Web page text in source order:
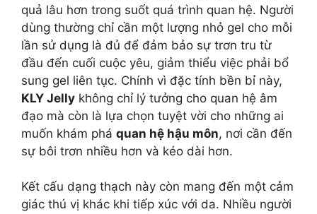
quả lâu hơn trong suốt quá trình quan hệ. Người
dùng thường chỉ cần một lượng nhỏ gel cho mỗi
lần sử dụng là đủ để đảm bảo sự trơn tru từ
đầu đến cuối cuộc yêu, giảm thiểu việc phải bổ
sung gel liên tục. Chính vì đặc tính bền bỉ này,
KLY Jelly không chỉ lý tưởng cho quan hệ âm
đạo mà còn là lựa chọn tuyệt vời cho những ai
muốn khám phá quan hệ hậu môn, nơi cần đến
sự bôi trơn nhiều hơn và kéo dài hơn.
Kết cấu dạng thạch này còn mang đến một cảm
giác thú vị khác khi tiếp xúc với da. Nhiều người